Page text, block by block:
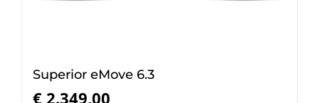
Superior eMove 6.3
€ 2.349,00